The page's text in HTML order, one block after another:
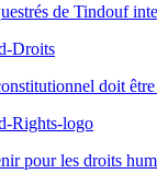
de Tindouf
doit
pour les droits